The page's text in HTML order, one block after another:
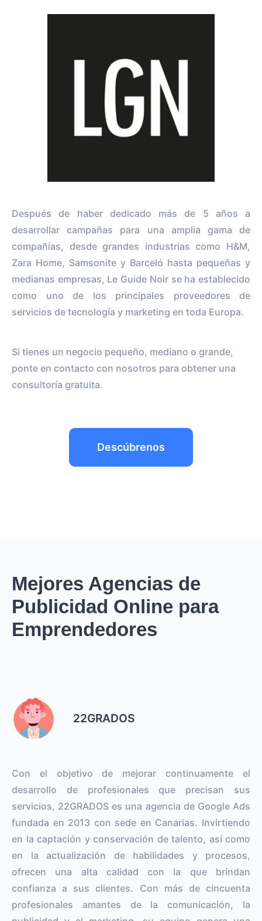
Después de haber dedicado más de 5 años a
desarrollar campañas para una amplia gama de
compañías, desde grandes industrias como H&M,
Zara Home, Samsonite y Barceló hasta pequeñas y
medianas empresas, Le Guide Noir se ha establecido
como uno de los principales proveedores de
servicios de tecnología y marketing en toda Europa.
Si tienes un negocio pequeño, mediano o grande,
ponte en contacto con nosotros para obtener una
consultoría gratuita.
Descúbrenos
Mejores Agencias de
Publicidad Online para
Emprendedores
22GRADOS
Con el objetivo de mejorar continuamente el
desarrollo de profesionales que precisan sus
servicios, 22GRADOS es una agencia de Google Ads
fundada en 2013 con sede en Canarias. Invirtiendo
en la captación y conservación de talento, así como
en la actualización de habilidades y procesos,
ofrecen una alta calidad con la que brindan
confianza a sus clientes. Con más de cincuenta
profesionales amantes de la comunicación, la